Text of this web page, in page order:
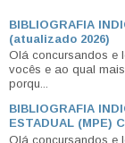
BIBLIOGRAFIA
(atualizado 2026)
Olá concursandos e
vocês e ao qual
porqu...
BIBLIOGRAFIA
ESTADUAL (MPE)
Olá concursandos e